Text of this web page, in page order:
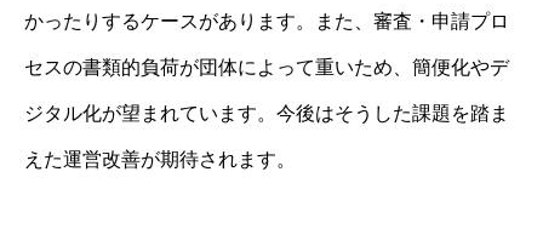
かったりするケースがあります。また、審査・申請プロ
セスの書類的負荷が団体によって重いため、簡便化やデ
ジタル化が望まれています。今後はそうした課題を踏ま
えた運営改善が期待されます。